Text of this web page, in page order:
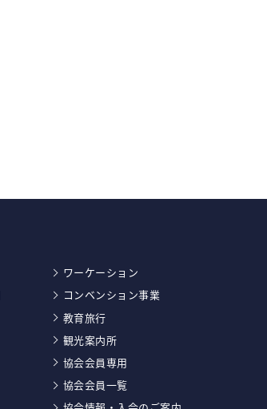
ワーケーション
コンベンション事業
教育旅行
観光案内所
協会会員専用
協会会員一覧